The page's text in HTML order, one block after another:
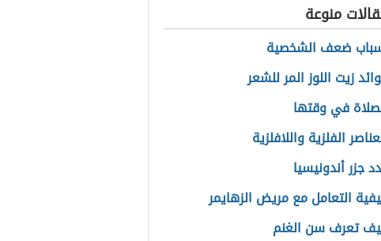
منوعة
ضعف الشخصية
زيت اللوز المر للشعر
في وقتها
الفلزية واللافلزية
جزر أندونيسيا
التعامل مع مريض الزهايمر
تعرف سن الغنم